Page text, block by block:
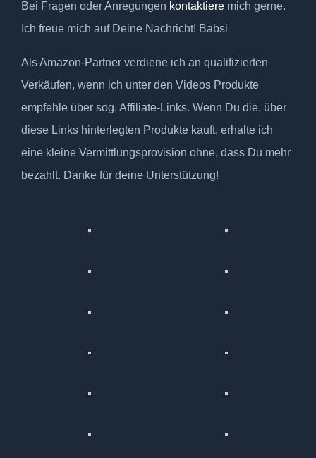
Bei Fragen oder Anregungen kontaktiere mich gerne.
Ich freue mich auf Deine Nachricht! Babsi
Als Amazon-Partner verdiene ich an qualifizierten
Verkäufen, wenn ich unter den Videos Produkte
empfehle über sog. Affiliate-Links. Wenn Du die, über
diese Links hinterlegten Produkte kauft, erhalte ich
eine kleine Vermittlungsprovision ohne, dass Du mehr
bezahlt. Danke für deine Unterstützung!